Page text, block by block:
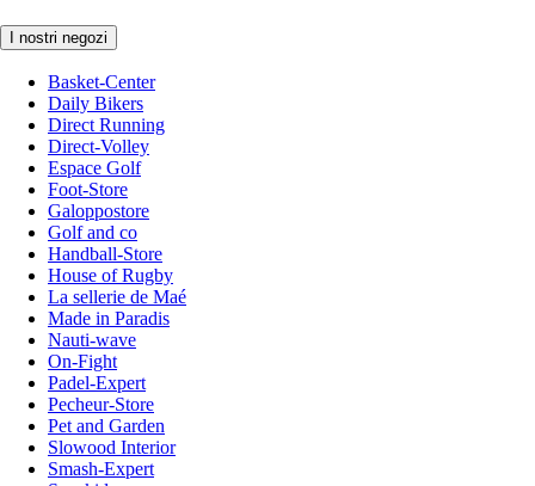
I nostri negozi
Basket-Center
Daily Bikers
Direct Running
Direct-Volley
Espace Golf
Foot-Store
Galoppostore
Golf and co
Handball-Store
House of Rugby
La sellerie de Maé
Made in Paradis
Nauti-wave
On-Fight
Padel-Expert
Pecheur-Store
Pet and Garden
Slowood Interior
Smash-Expert